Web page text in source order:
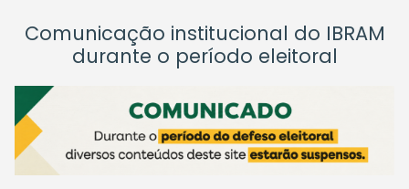
Comunicação institucional do IBRAM
durante o período eleitoral